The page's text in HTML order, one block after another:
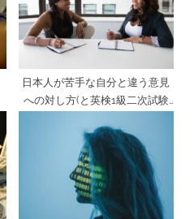
日本人が苦手な自分と違う意見
への対し方(と英検1級二次試験